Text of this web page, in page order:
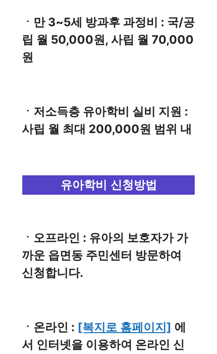
ㆍ만 3~5세 방과후 과정비 : 국/공
립 월 50,000원, 사립 월 70,000
원
ㆍ저소득층 유아학비 실비 지원 :
사립 월 최대 200,000원 범위 내
유아학비 신청방법
ㆍ오프라인 : 유아의 보호자가 가
까운 읍면동 주민센터 방문하여
신청합니다.
ㆍ온라인 : [복지로 홈페이지] 에
서 인터넷을 이용하여 온라인 신